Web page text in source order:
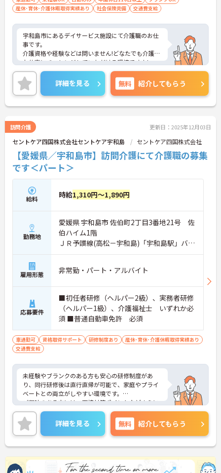
産休･育休･介護休暇取得実績あり
社会保険完備 交通費支給
宇和島市にあるデイサービス施設にて介護職のお仕
事です。
介護資格や経験などは問いません!どなたでも介護の
お仕事にチャレンジしていただける環境ですよ!
デイサービスなので、朝から夕方のお仕事となりま
す。ご家庭やプライベートを大切にしながらお仕事
に取り組むことができます。
ご興味がある方は是非一度マイナビまでお問い合わ
せください。さらに詳細などお伝えします！
詳細を見る 無料 紹介してもらう
訪問介護 更新日：2025年12月03日
セントケア四国株式会社セントケア宇和島 セントケア四国株式会社
【愛媛県／宇和島市】訪問介護にて介護職の募集
です＜パート＞
給料 時給1,310円～1,890円
勤務地
愛媛県 宇和島市 佐伯町2丁目3番地21号 佐
伯ハイム1階
ＪＲ予讃線(高松－宇和島)「宇和島駅」バ
ス・車9分
雇用形態 非常勤・パート・アルバイト
応募要件
■初任者研修（ヘルパー2級）、実務者研修
（ヘルパー1級）、介護福祉士 いずれか必
須 ■普通自動車免許 必須
車通勤可 資格取得サポート 研修制度あり
産休･育休･介護休暇取得実績あり
交通費支給
未経験やブランクのある方も安心の研修制度があ
り、同行研修後は直行直帰が可能で、家庭やプライ
ベートとの両立がしやすい環境です。
ご興味のある方には、面接対策ポイントなどさらに
詳細をお話いたしますので、お気軽にご相談くださ
い。
詳細を見る 無料 紹介してもらう